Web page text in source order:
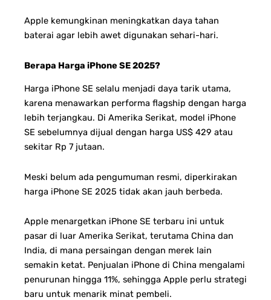
Apple kemungkinan meningkatkan daya tahan
baterai agar lebih awet digunakan sehari-hari.
Berapa Harga iPhone SE 2025?
Harga iPhone SE selalu menjadi daya tarik utama,
karena menawarkan performa flagship dengan harga
lebih terjangkau. Di Amerika Serikat, model iPhone
SE sebelumnya dijual dengan harga US$ 429 atau
sekitar Rp 7 jutaan.
Meski belum ada pengumuman resmi, diperkirakan
harga iPhone SE 2025 tidak akan jauh berbeda.
Apple menargetkan iPhone SE terbaru ini untuk
pasar di luar Amerika Serikat, terutama China dan
India, di mana persaingan dengan merek lain
semakin ketat. Penjualan iPhone di China mengalami
penurunan hingga 11%, sehingga Apple perlu strategi
baru untuk menarik minat pembeli.